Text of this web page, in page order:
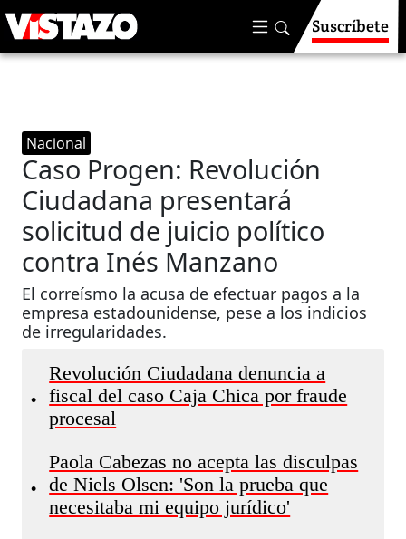
Suscríbete
Nacional
Caso Progen: Revolución
Ciudadana presentará
solicitud de juicio político
contra Inés Manzano
El correísmo la acusa de efectuar pagos a la
empresa estadounidense, pese a los indicios
de irregularidades.
•
Revolución Ciudadana denuncia a
fiscal del caso Caja Chica por fraude
procesal
•
Paola Cabezas no acepta las disculpas
de Niels Olsen: 'Son la prueba que
necesitaba mi equipo jurídico'